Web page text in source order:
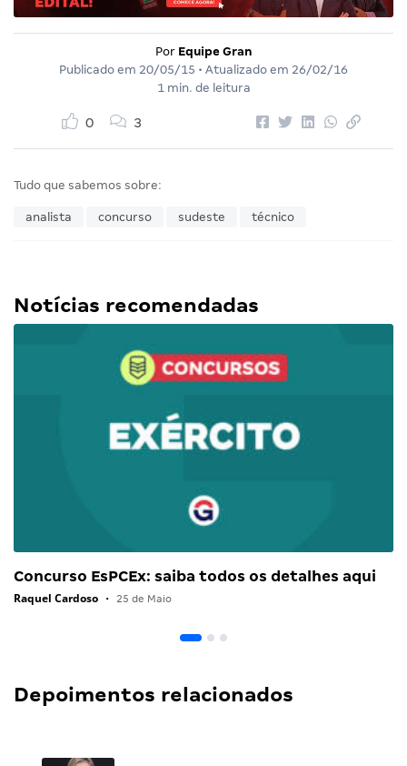
Por Equipe Gran
Publicado em 20/05/15 • Atualizado em 26/02/16
1 min. de leitura
0 3
Tudo que sabemos sobre:
analista concurso sudeste técnico
Notícias recomendadas
Concurso EsPCEx: saiba todos os detalhes aqui
Raquel Cardoso • 25 de Maio
Depoimentos relacionados